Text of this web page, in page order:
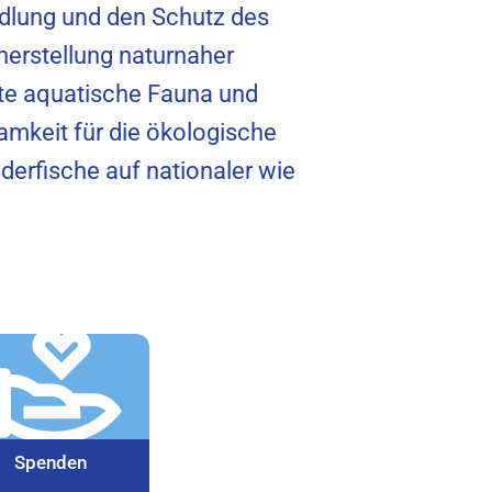
und den Schutz des
naturnaher
aquatische Fauna und
für die ökologische
auf nationaler wie
Spenden